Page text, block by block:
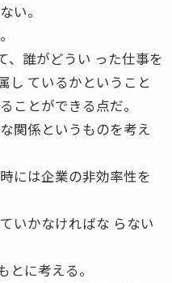
い。
、誰がどうい った仕事を
し ているかということ
ことができる点だ。
関係というものを考え
には企業の非効率性を
いかなければな らない
に考える。